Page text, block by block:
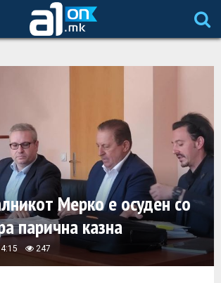
Мерко е осуден со
парична казна
247